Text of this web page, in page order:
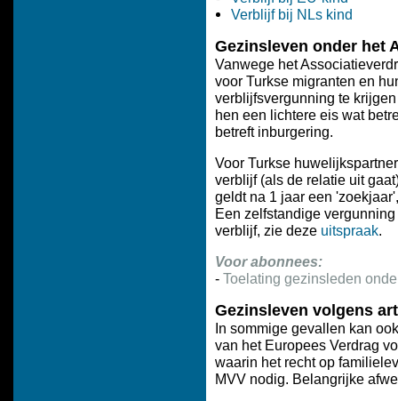
Verblijf bij NLs kind
Gezinsleven onder het
Vanwege het
voor Turkse migranten en
verblijfsvergunning te
hen een lichtere eis wat
betreft inburgering.
Voor Turkse
verblijf (als de relatie uit
geldt na 1 jaar een
Een zelfstandige
verblijf, zie deze uitspraak.
Voor abonnees:
- Toelating gezinsleden
Gezinsleven volgens
In sommige gevallen kan
van het Europees Verdrag
waarin het recht op
MVV nodig. Belangrijke